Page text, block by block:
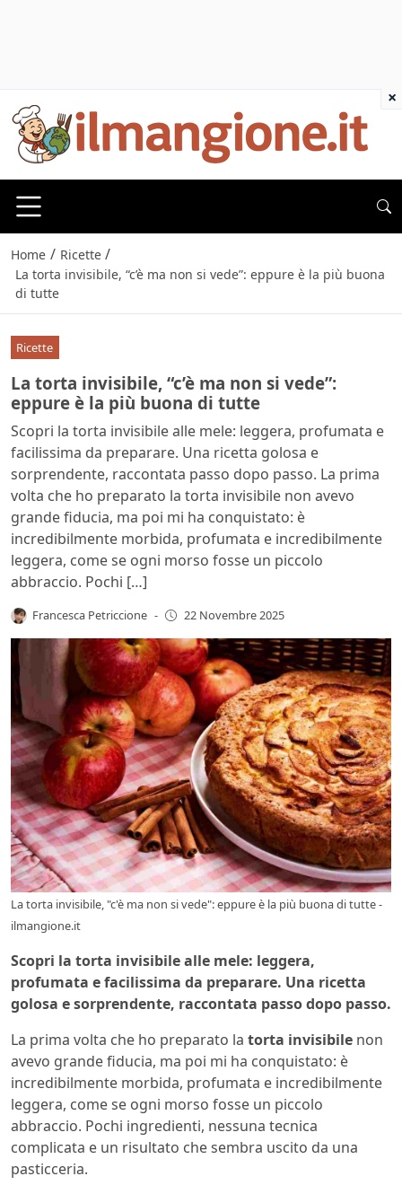
Home / Ricette /
La torta invisibile, “c’è ma non si vede”: eppure è la più buona
di tutte
Ricette
La torta invisibile, “c’è ma non si vede”:
eppure è la più buona di tutte
Scopri la torta invisibile alle mele: leggera, profumata e
facilissima da preparare. Una ricetta golosa e
sorprendente, raccontata passo dopo passo. La prima
volta che ho preparato la torta invisibile non avevo
grande fiducia, ma poi mi ha conquistato: è
incredibilmente morbida, profumata e incredibilmente
leggera, come se ogni morso fosse un piccolo
abbraccio. Pochi […]
Francesca Petriccione - 22 Novembre 2025
La torta invisibile, "c'è ma non si vede": eppure è la più buona di tutte -
ilmangione.it
Scopri la torta invisibile alle mele: leggera,
profumata e facilissima da preparare. Una ricetta
golosa e sorprendente, raccontata passo dopo passo.
La prima volta che ho preparato la torta invisibile non
avevo grande fiducia, ma poi mi ha conquistato: è
incredibilmente morbida, profumata e incredibilmente
leggera, come se ogni morso fosse un piccolo
abbraccio. Pochi ingredienti, nessuna tecnica
complicata e un risultato che sembra uscito da una
pasticceria.
×